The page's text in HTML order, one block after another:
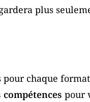
plus
pour chaque
pour